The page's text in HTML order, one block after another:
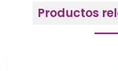
Productos